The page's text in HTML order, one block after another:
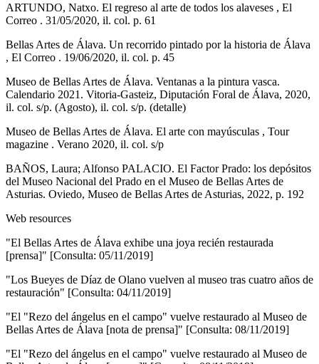
ARTUNDO, Natxo. El regreso al arte de todos los alaveses , El
Correo . 31/05/2020, il. col. p. 61
Bellas Artes de Álava. Un recorrido pintado por la historia de Álava
, El Correo . 19/06/2020, il. col. p. 45
Museo de Bellas Artes de Álava. Ventanas a la pintura vasca.
Calendario 2021. Vitoria-Gasteiz, Diputación Foral de Álava, 2020,
il. col. s/p. (Agosto), il. col. s/p. (detalle)
Museo de Bellas Artes de Álava. El arte con mayúsculas , Tour
magazine . Verano 2020, il. col. s/p
BAÑOS, Laura; Alfonso PALACIO. El Factor Prado: los depósitos
del Museo Nacional del Prado en el Museo de Bellas Artes de
Asturias. Oviedo, Museo de Bellas Artes de Asturias, 2022, p. 192
Web resources
"El Bellas Artes de Álava exhibe una joya recién restaurada
[prensa]" [Consulta: 05/11/2019]
"Los Bueyes de Díaz de Olano vuelven al museo tras cuatro años de
restauración" [Consulta: 04/11/2019]
"El "Rezo del ángelus en el campo" vuelve restaurado al Museo de
Bellas Artes de Álava [nota de prensa]" [Consulta: 08/11/2019]
"El "Rezo del ángelus en el campo" vuelve restaurado al Museo de